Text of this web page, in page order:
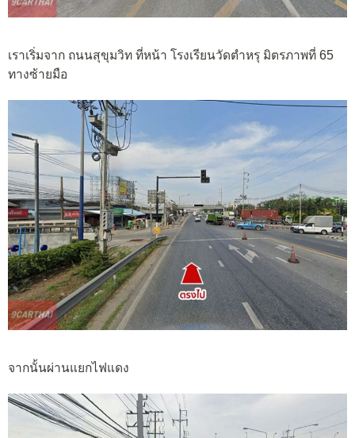
เราเริ่มจาก ถนนสุขุมวิท ที่หน้า โรงเรียนวัดตำหรุ มิตรภาพที่ 65
ทางซ้ายมือ
จากนั้นผ่านแยกไฟแดง